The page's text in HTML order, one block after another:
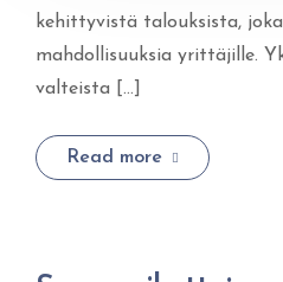
kehittyvistä talouksista,
mahdollisuuksia yrittäjille.
valteista […]
Read more